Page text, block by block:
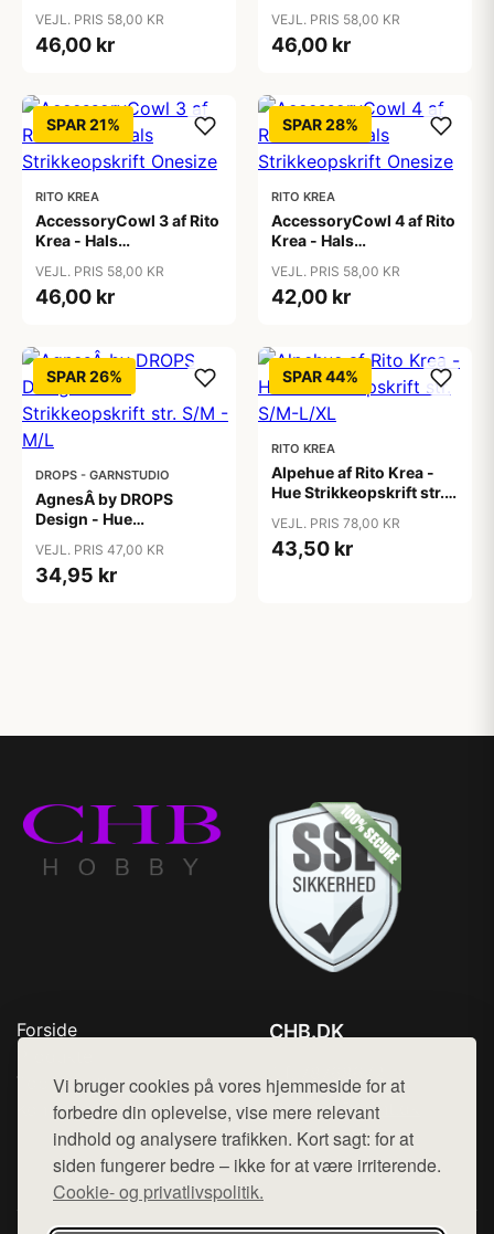
Vi bruger cookies på vores hjemmeside for at
forbedre din oplevelse, vise mere relevant
indhold og analysere trafikken. Kort sagt: for at
siden fungerer bedre – ikke for at være irriterende.
Cookie- og privatlivspolitik.
VEJL. PRIS 58,00 KR
46,00 kr
VEJL. PRIS 58,00 KR
46,00 kr
SPAR 21%
RITO KREA
AccessoryCowl 3 af Rito
Krea - Hals
VEJL. PRIS 58,00 KR
46,00 kr
SPAR 28%
RITO KREA
AccessoryCowl 4 af Rito
Krea - Hals
VEJL. PRIS 58,00 KR
42,00 kr
SPAR 26%
DROPS - GARNSTUDIO
AgnesÂ by DROPS
Design - Hue
M/L
VEJL. PRIS 47,00 KR
34,95 kr
SPAR 44%
RITO KREA
Alpehue af Rito Krea -
Hue Strikkeopskrift str.
VEJL. PRIS 78,00 KR
43,50 kr
Forside
Top Rabatter
Kontakt
CHB.DK
Mail: hej@want.dk
Cookie- og privatlivspolitik